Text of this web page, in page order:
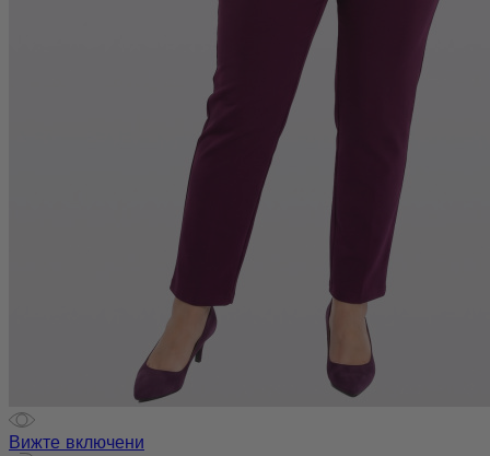
Вижте включени